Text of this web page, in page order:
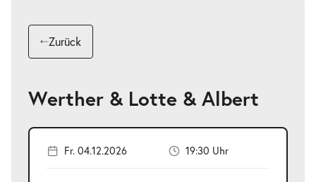
Suchtreffer:
Zurück
Werther & Lotte & Albert
Fr. 04.12.2026 19:30 Uhr